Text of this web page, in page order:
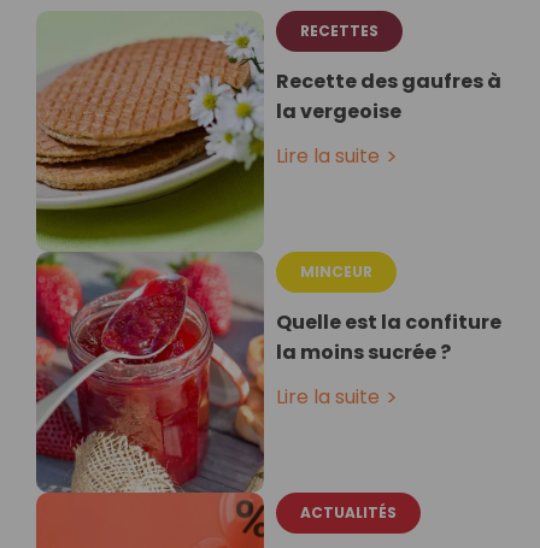
RECETTES
Recette des gaufres à
la vergeoise
Lire la suite
MINCEUR
Quelle est la confiture
la moins sucrée ?
Lire la suite
ACTUALITÉS